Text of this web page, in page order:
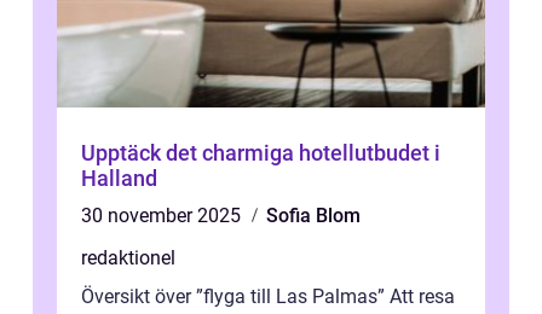
Upptäck det charmiga hotellutbudet i
Halland
30 november 2025
Sofia Blom
redaktionel
Översikt över ”flyga till Las Palmas” Att resa